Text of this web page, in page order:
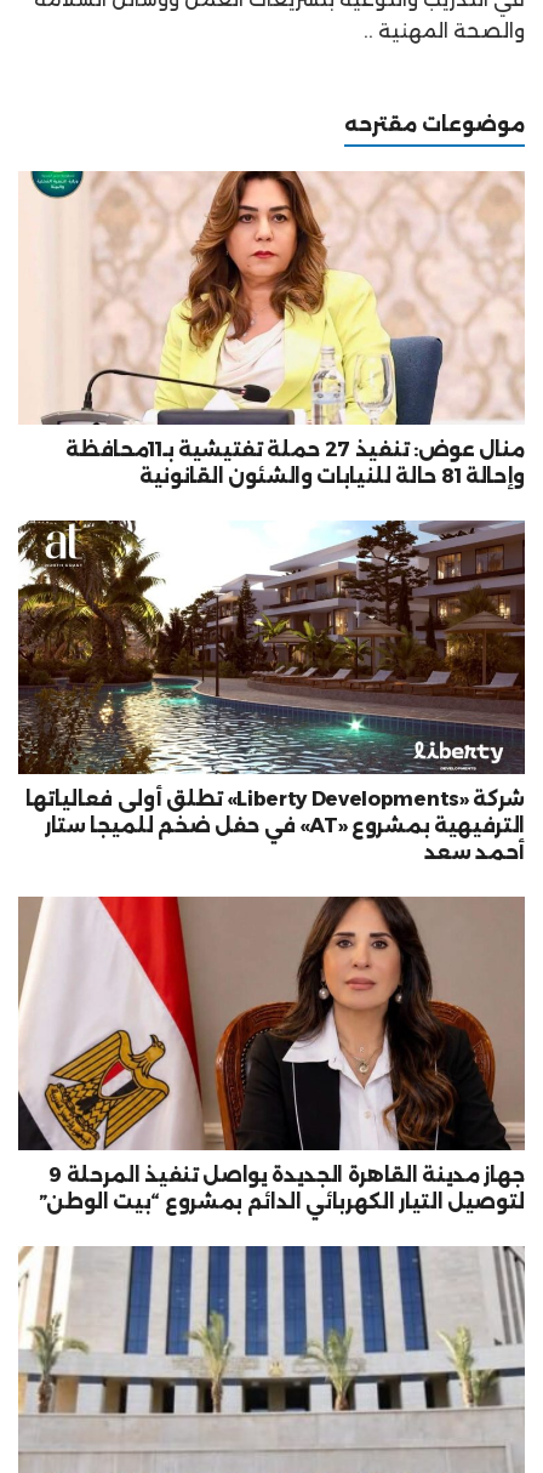
والصحة المهنية ..
موضوعات مقترحه
منال عوض: تنفيذ 27 حملة تفتيشية بـ11محافظة
وإحالة 81 حالة للنيابات والشئون القانونية
شركة «Liberty Developments» تطلق أولى فعالياتها
الترفيهية بمشروع «AT» في حفل ضخم للميجا ستار
أحمد سعد
جهاز مدينة القاهرة الجديدة يواصل تنفيذ المرحلة 9
لتوصيل التيار الكهربائي الدائم بمشروع “بيت الوطن”